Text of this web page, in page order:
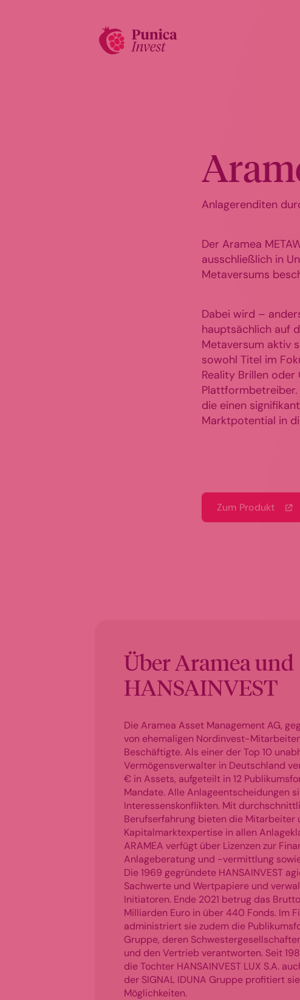
Anlagerenditen
Der Aramea
ausschließlich in
Metaversums
Dabei wird –
hauptsächlich auf
Metaversum aktiv
sowohl Titel im
Reality Brillen
Plattformbetreiber.
die einen
Marktpotential in
Zum Produkt
Über Aramea und
HANSAINVEST
Die Aramea Asset Management AG,
von ehemaligen Nordinvest-
Beschäftigte. Als einer der Top 10
Vermögensverwalter in Deutschland
€ in Assets, aufgeteilt in 12
Mandate. Alle Anlageentscheidungen
Interessenskonflikten. Mit
Berufserfahrung bieten die Mitarbeiter
Kapitalmarktexpertise in allen
ARAMEA verfügt über Lizenzen zur
Anlageberatung und -vermittlung
Die 1969 gegründete HANSAINVEST
Sachwerte und Wertpapiere und
Initiatoren. Ende 2021 betrug das
Milliarden Euro in über 440 Fonds. Im
administriert sie zudem die
Gruppe, deren
und den Vertrieb verantworten. Seit
die Tochter HANSAINVEST LUX S.A.
der SIGNAL IDUNA Gruppe profitiert
Möglichkeiten.